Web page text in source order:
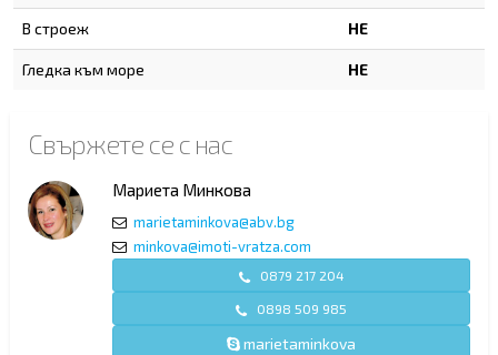
В строеж НЕ
Гледка към море НЕ
Свържете се с нас
Мариета Минкова
marietaminkova@abv.bg
minkova@imoti-vratza.com
0879 217 204
0898 509 985
marietaminkova